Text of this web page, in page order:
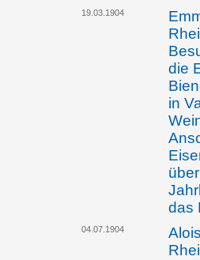
19.03.1904
die
in
das
04.07.1904